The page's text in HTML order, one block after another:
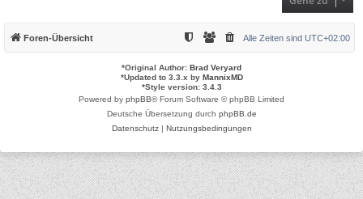
Foren-Übersicht Alle Zeiten sind UTC+02:00
*Original Author: Brad Veryard
*Updated to 3.3.x by MannixMD
*Style version: 3.4.3
Powered by phpBB® Forum Software © phpBB Limited
Deutsche Übersetzung durch phpBB.de
Datenschutz| Nutzungsbedingungen